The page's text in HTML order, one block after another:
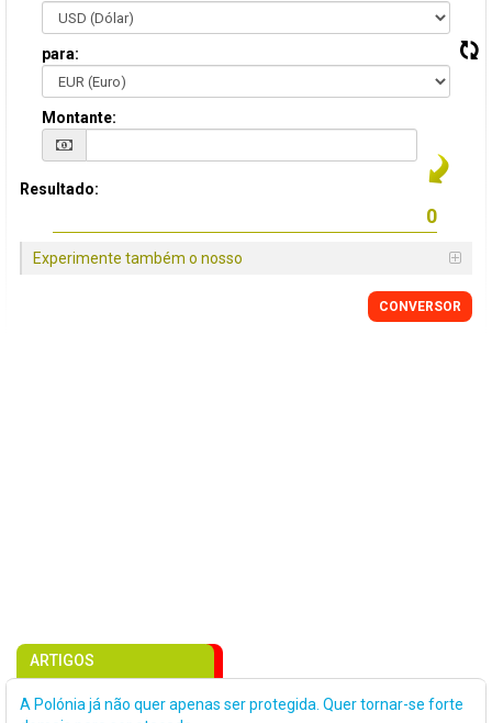
para:
Montante:
Resultado:
Experimente também o nosso
CONVERSOR
ARTIGOS
A Polónia já não quer apenas ser protegida. Quer tornar-se forte